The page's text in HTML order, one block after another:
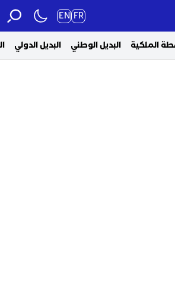
FR
EN
الملكية البديل الوطني البديل الدولي